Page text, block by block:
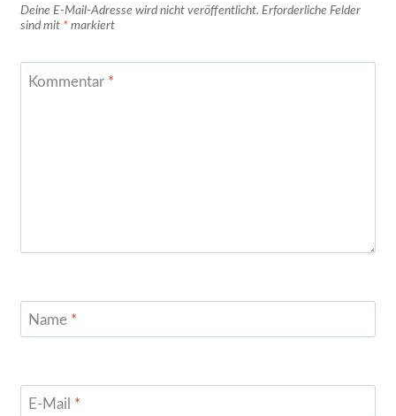
Deine E-Mail-Adresse wird nicht veröffentlicht. Erforderliche Felder
sind mit * markiert
Kommentar *
Name *
E-Mail *